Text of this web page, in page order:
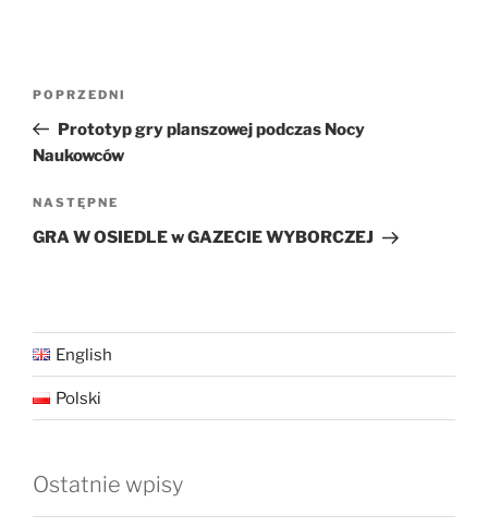
Poprzedni
wpis
POPRZEDNI
Prototyp gry planszowej podczas Nocy
Naukowców
Następny
wpis
NASTĘPNE
GRA W OSIEDLE w GAZECIE WYBORCZEJ
English
Polski
Ostatnie wpisy